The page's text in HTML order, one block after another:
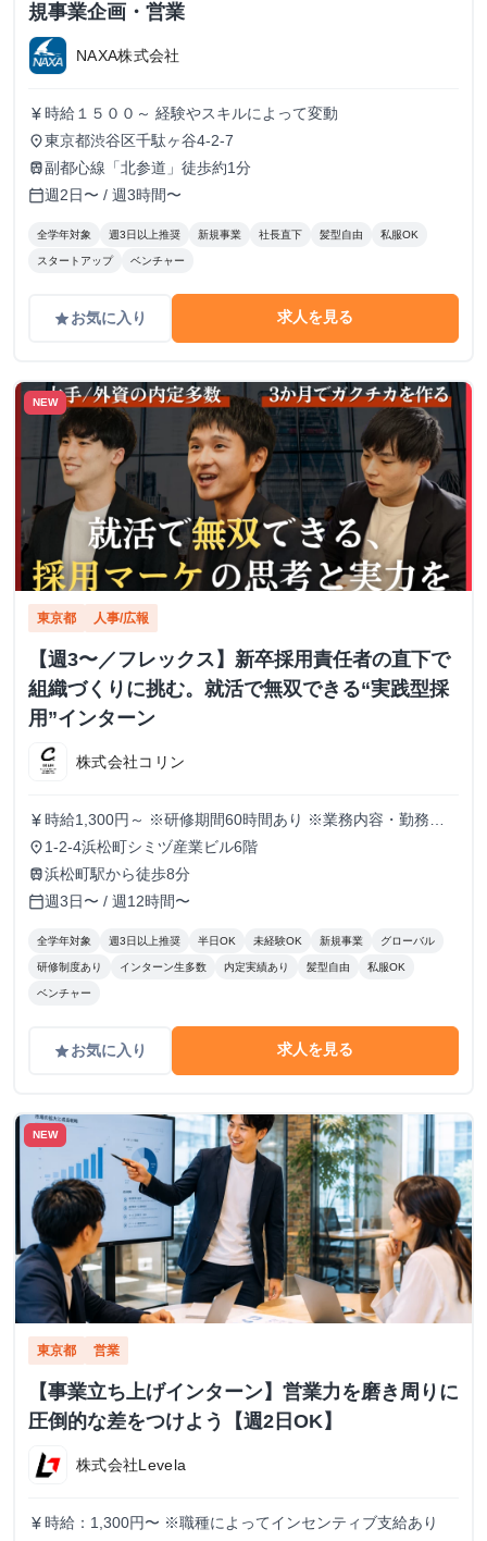
規事業企画・営業
NAXA株式会社
currency_yen 時給１５００～ 経験やスキルによって変動
place東京都渋谷区千駄ヶ谷4-2-7
train副都心線「北参道」徒歩約1分
calendar_today週2日〜 / 週3時間〜
全学年対象 週3日以上推奨 新規事業 社長直下 髪型自由 私服OK
スタートアップ ベンチャー
gradeお気に入り 求人を見る
NEW
東京都 人事/広報
【週3〜／フレックス】新卒採用責任者の直下で
組織づくりに挑む。就活で無双できる“実践型採
用”インターン
株式会社コリン
currency_yen 時給1,300円～ ※研修期間60時間あり ※業務内容・勤務状
況により決定
place 1-2-4浜松町シミヅ産業ビル6階
train浜松町駅から徒歩8分
calendar_today週3日〜 / 週12時間〜
全学年対象 週3日以上推奨 半日OK 未経験OK 新規事業 グローバル
研修制度あり インターン生多数 内定実績あり 髪型自由 私服OK
ベンチャー
gradeお気に入り 求人を見る
NEW
東京都 営業
【事業立ち上げインターン】営業力を磨き周りに
圧倒的な差をつけよう【週2日OK】
株式会社Levela
currency_yen 時給：1,300円〜 ※職種によってインセンティブ支給あり